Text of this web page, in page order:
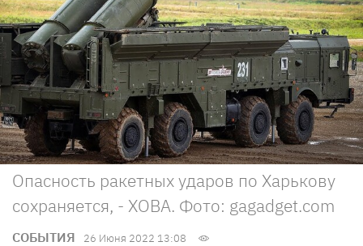
Опасность ракетных ударов по Харькову
сохраняется, - ХОВА. Фото: gagadget.com
СОБЫТИЯ 26 Июня 2022 13:08